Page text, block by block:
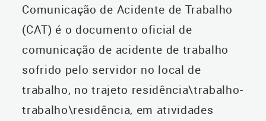
Comunicação de Acidente de Trabalho
(CAT) é o documento oficial de
comunicação de acidente de trabalho
sofrido pelo servidor no local de
trabalho, no trajeto residência\trabalho-
trabalho\residência, em atividades